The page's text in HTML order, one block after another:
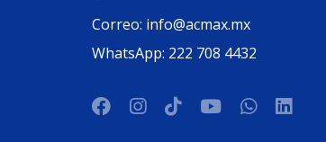
Correo: info@acmax.mx
WhatsApp: 222 708 4432